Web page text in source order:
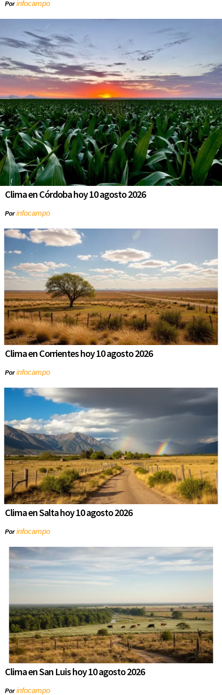
Porinfocampo
Clima en Córdoba hoy 10 agosto 2026
Porinfocampo
Clima en Corrientes hoy 10 agosto 2026
Porinfocampo
Clima en Salta hoy 10 agosto 2026
Porinfocampo
Clima en San Luis hoy 10 agosto 2026
Porinfocampo